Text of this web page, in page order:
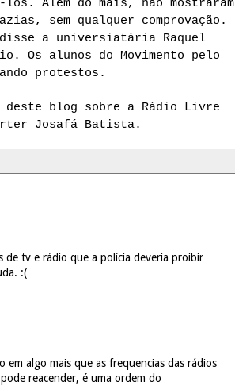
Além do mais, não mostraram
sem qualquer comprovação.
a universiatária Raquel
Os alunos do Movimento pelo
protestos.
deste blog sobre a Rádio Livre
Josafá Batista.
tv e rádio que a polícia deveria proibir
:(
algo mais que as frequencias das rádios
reacender, é uma ordem do